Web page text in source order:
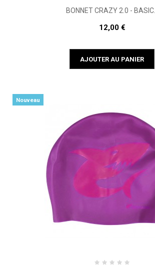
BONNET CRAZY 2.0 - BASIC...
12,00 €
AJOUTER AU PANIER
Nouveau